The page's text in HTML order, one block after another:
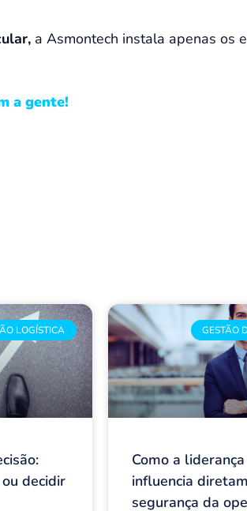
a Asmontech instala apenas os
a gente!
LOGÍSTICA
decidir
GESTÃO
Como a liderança
influencia
segurança da